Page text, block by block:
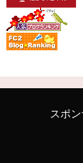
スポ